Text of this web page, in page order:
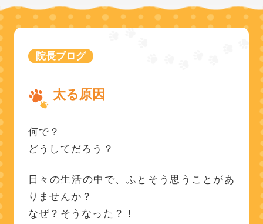
院長ブログ
太る原因
何で？
どうしてだろう？
日々の生活の中で、ふとそう思うことがあ
りませんか？
なぜ？そうなった？！